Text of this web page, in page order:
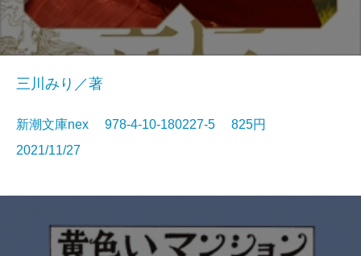
三川みり／著
新潮文庫nex 978-4-10-180227-5 825円
2021/11/27